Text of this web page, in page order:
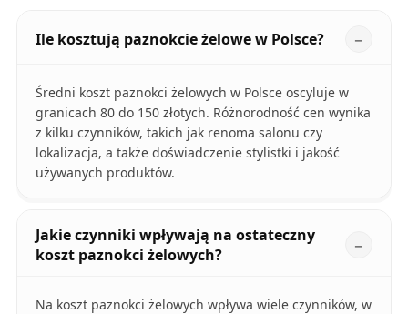
Ile kosztują paznokcie żelowe w Polsce?
Średni koszt paznokci żelowych w Polsce oscyluje w
granicach 80 do 150 złotych. Różnorodność cen wynika
z kilku czynników, takich jak renoma salonu czy
lokalizacja, a także doświadczenie stylistki i jakość
używanych produktów.
Jakie czynniki wpływają na ostateczny
koszt paznokci żelowych?
Na koszt paznokci żelowych wpływa wiele czynników, w